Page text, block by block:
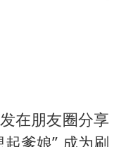
在朋友圈分享
爹娘” 成为刷